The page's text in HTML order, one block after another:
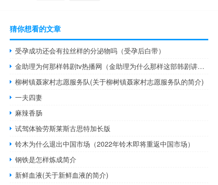
猜你想看的文章
受孕成功还会有拉丝样的分泌物吗（受孕后白带）
金助理为何那样韩剧tv热播网（金助理为什么那样这部韩剧讲了什么）
柳树镇聂家村志愿服务队(关于柳树镇聂家村志愿服务队的简介)
一夫四妻
麻辣香肠
试驾体验劳斯莱斯古思特加长版
铃木为什么退出中国市场（2022年铃木即将重返中国市场）
钢铁是怎样炼成简介
新鲜血液(关于新鲜血液的简介)